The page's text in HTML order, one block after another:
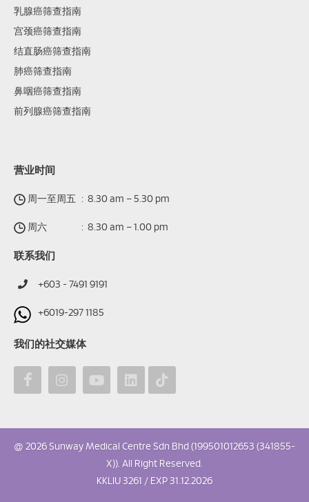
乳腺癌筛查指南
宫颈癌筛查指南
结直肠癌筛查指南
肺癌筛查指南
鼻咽癌筛查指南
前列腺癌筛查指南
营业时间
周一至周五 : 8.30 am – 5.30 pm
周六 : 8.30 am – 1.00 pm
联系我们
+603 - 7491 9191
+6019-297 1185
我们的社交媒体
@ 2026 Sunway Medical Centre Sdn Bhd (199501012653 (341855-
X)). All Right Reserved.
KKLIU 3261 / EXP 31.12.2026